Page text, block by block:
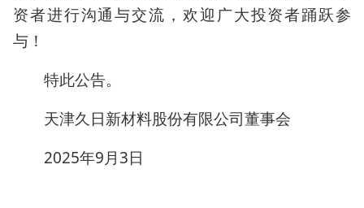
资者进行沟通与交流，欢迎广大投资者踊跃参
与！
特此公告。
天津久日新材料股份有限公司董事会
2025年9月3日